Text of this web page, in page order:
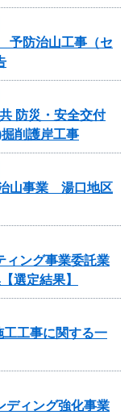
予防治山工事（セ
防災・安全交付
削護岸工事
山事業 湯口地区
ィング事業委託業
選定結果】
工工事に関する一
ディング強化事業